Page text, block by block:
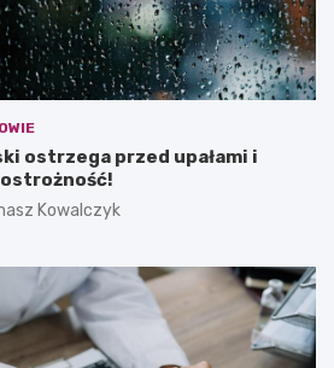
ostrzega przed upałami i
Kowalczyk